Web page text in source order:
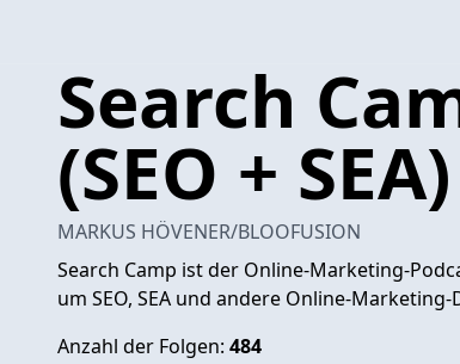
Search
(SEO + SEA)
MARKUS HÖVENER/BLOOFUSION
Search Camp ist der Online-Marketing-
um SEO, SEA und andere Online-Marketing-
Anzahl der Folgen: 484